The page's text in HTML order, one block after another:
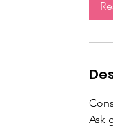
Ask